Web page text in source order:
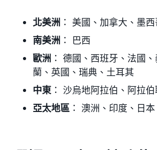
北美洲 ： 美國、加拿大、墨西
南美洲 ： 巴西
歐洲 ： 德國、西班牙、法國
蘭、英國、瑞典、土耳其
中東 ： 沙烏地阿拉伯、阿拉
亞太地區 ： 澳洲、印度、日本